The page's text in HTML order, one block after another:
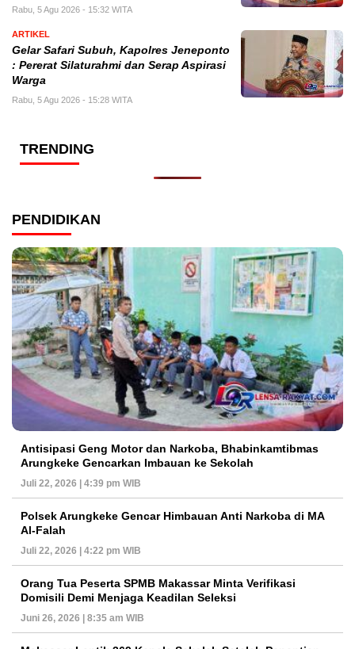
Rabu, 5 Agu 2026 - 15:32 WITA
ARTIKEL
Gelar Safari Subuh, Kapolres Jeneponto
: Pererat Silaturahmi dan Serap Aspirasi
Warga
Rabu, 5 Agu 2026 - 15:28 WITA
TRENDING
PENDIDIKAN
Antisipasi Geng Motor dan Narkoba, Bhabinkamtibmas
Arungkeke Gencarkan Imbauan ke Sekolah
Juli 22, 2026 | 4:39 pm WIB
Polsek Arungkeke Gencar Himbauan Anti Narkoba di MA
Al-Falah
Juli 22, 2026 | 4:22 pm WIB
Orang Tua Peserta SPMB Makassar Minta Verifikasi
Domisili Demi Menjaga Keadilan Seleksi
Juni 26, 2026 | 8:35 am WIB